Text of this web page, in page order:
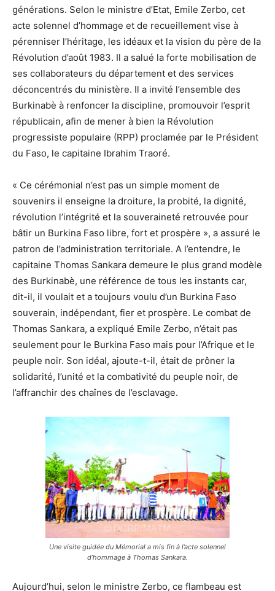
générations. Selon le ministre d’Etat, Emile Zerbo, cet
acte solennel d’hommage et de recueillement vise à
pérenniser l’héritage, les idéaux et la vision du père de la
Révolution d’août 1983. Il a salué la forte mobilisation de
ses collaborateurs du département et des services
déconcentrés du ministère. Il a invité l’ensemble des
Burkinabè à renfoncer la discipline, promouvoir l’esprit
républicain, afin de mener à bien la Révolution
progressiste populaire (RPP) proclamée par le Président
du Faso, le capitaine Ibrahim Traoré.
« Ce cérémonial n’est pas un simple moment de
souvenirs il enseigne la droiture, la probité, la dignité,
révolution l’intégrité et la souveraineté retrouvée pour
bâtir un Burkina Faso libre, fort et prospère », a assuré le
patron de l’administration territoriale. A l’entendre, le
capitaine Thomas Sankara demeure le plus grand modèle
des Burkinabè, une référence de tous les instants car,
dit-il, il voulait et a toujours voulu d’un Burkina Faso
souverain, indépendant, fier et prospère. Le combat de
Thomas Sankara, a expliqué Emile Zerbo, n’était pas
seulement pour le Burkina Faso mais pour l’Afrique et le
peuple noir. Son idéal, ajoute-t-il, était de prôner la
solidarité, l’unité et la combativité du peuple noir, de
l’affranchir des chaînes de l’esclavage.
Une visite guidée du Mémorial a mis fin à l’acte solennel
d’hommage à Thomas Sankara.
Aujourd’hui, selon le ministre Zerbo, ce flambeau est